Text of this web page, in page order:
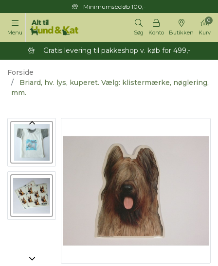
Minimumsbeløb 100,-
Menu Søg Konto Butikken Kurv
0
Gratis levering til pakkeshop v. køb for 499,-
Forside
Briard, hv. lys, kuperet. Vælg: klistermærke, nøglering,
mm.